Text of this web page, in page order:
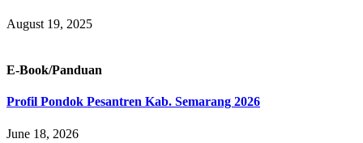
August 19, 2025
E-Book/Panduan
Profil Pondok Pesantren Kab. Semarang 2026
June 18, 2026